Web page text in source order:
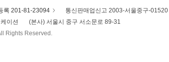
록 201-81-23094 통신판매업신고 2003-서울중구-01520
이션
(본사) 서울시 중구 서소문로 89-31
Rights Reserved.